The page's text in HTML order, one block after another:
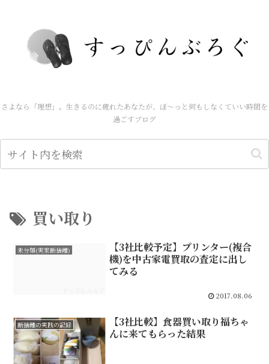
さよなら「理想」。生きるのに疲れたあなたが、ぼ～っと何もしなくていい時間を
過ごすブログ
買い取り
未分類(実家断捨離)
【3社比較予定】プリンター(複合
機)を中古家電買取の査定に出し
てみる
2017.08.06
断捨離の実践の記録
【3社比較】食器買い取り福ちゃ
んに来てもらった結果